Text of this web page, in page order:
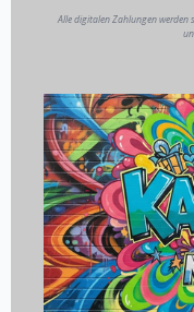
Alle digitalen Zahlungen